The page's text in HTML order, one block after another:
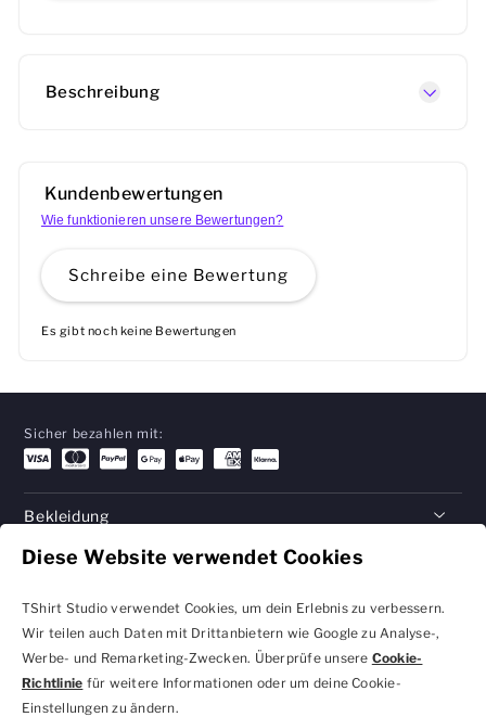
Diese Website verwendet Cookies
TShirt Studio verwendet Cookies, um dein Erlebnis zu verbessern.
Wir teilen auch Daten mit Drittanbietern wie Google zu Analyse-,
Werbe- und Remarketing-Zwecken. Überprüfe unsere Cookie-
Richtlinie für weitere Informationen oder um deine Cookie-
Einstellungen zu ändern.
Beschreibung
Kundenbewertungen
Wie funktionieren unsere Bewertungen?
Schreibe eine Bewertung
Es gibt noch keine Bewertungen
Sicher bezahlen mit:
Bekleidung
Geschenke
Hilfe
Datenschutzbestimmungen